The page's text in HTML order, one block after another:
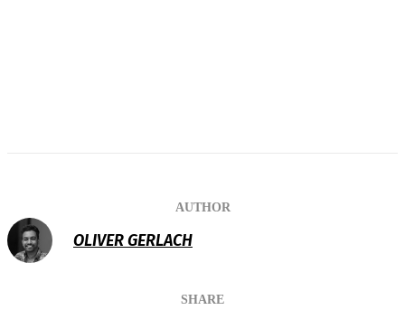
AUTHOR
OLIVER GERLACH
SHARE